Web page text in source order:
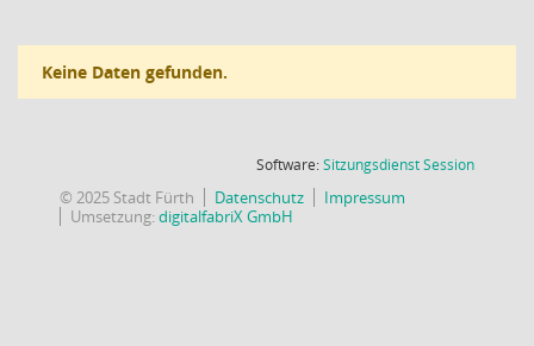
Keine Daten gefunden.
Software:SitzungsdienstSession(Wird in
© 2025 Stadt Fürth Datenschutz
Impressum
Umsetzung:digitalfabriX GmbH